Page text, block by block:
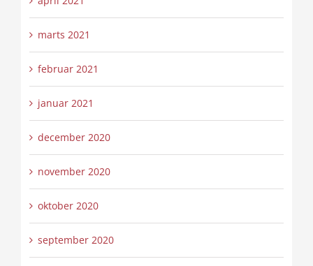
marts 2021
februar 2021
januar 2021
december 2020
november 2020
oktober 2020
september 2020